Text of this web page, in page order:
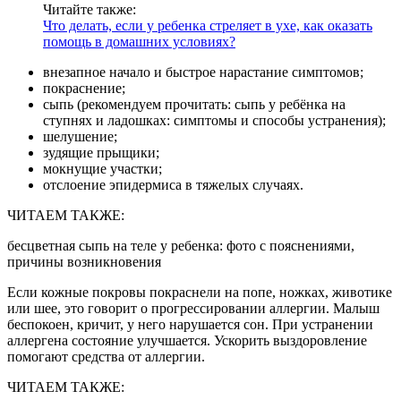
Читайте также:
Что делать, если у ребенка стреляет в ухе, как оказать
помощь в домашних условиях?
внезапное начало и быстрое нарастание симптомов;
покраснение;
сыпь (рекомендуем прочитать: сыпь у ребёнка на
ступнях и ладошках: симптомы и способы устранения);
шелушение;
зудящие прыщики;
мокнущие участки;
отслоение эпидермиса в тяжелых случаях.
ЧИТАЕМ ТАКЖЕ:
бесцветная сыпь на теле у ребенка: фото с пояснениями,
причины возникновения
Если кожные покровы покраснели на попе, ножках, животике
или шее, это говорит о прогрессировании аллергии. Малыш
беспокоен, кричит, у него нарушается сон. При устранении
аллергена состояние улучшается. Ускорить выздоровление
помогают средства от аллергии.
ЧИТАЕМ ТАКЖЕ: